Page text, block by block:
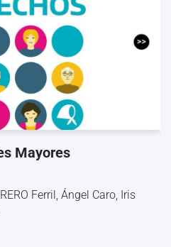
Mayores
Ferril, Ángel Caro, Iris